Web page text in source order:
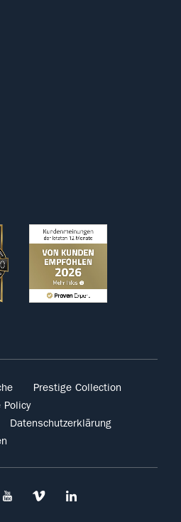
Prestige Collection
Policy
Datenschutzerklärung